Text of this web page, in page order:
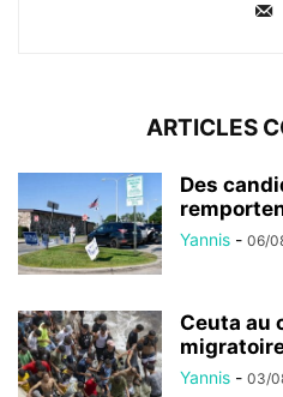
ARTICLES
Des
Yannis - 06/
Ceuta au
Yannis - 03/